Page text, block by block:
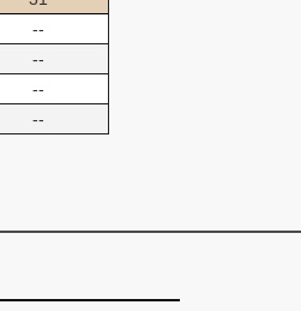
--
--
--
--